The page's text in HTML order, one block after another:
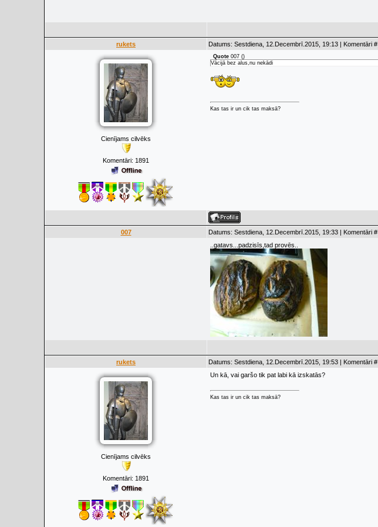
rukets Datums: Sestdiena, 12.Decembrī.2015, 19:13 | Komentāri #
Cienījams cilvēks
Komentāri: 1891
Quote 007 ()
Vācijā bez alus,nu nekādi
Kas tas ir un cik tas maksā?
007 Datums: Sestdiena, 12.Decembrī.2015, 19:33 | Komentāri #
..gatavs...padzisīs,tad provēs..
rukets Datums: Sestdiena, 12.Decembrī.2015, 19:53 | Komentāri #
Cienījams cilvēks
Komentāri: 1891
Un kā, vai garšo tik pat labi kā izskatās?
Kas tas ir un cik tas maksā?